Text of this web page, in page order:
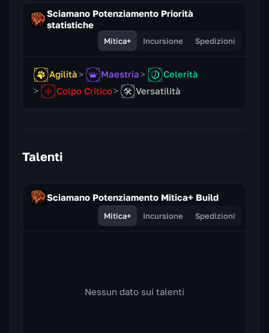
Sciamano Potenziamento Priorità
statistiche
Mitica+ Incursione Spedizioni
Agilità Maestria
Celerità
Colpo Critico
Versatilità
Talenti
Sciamano Potenziamento Mitica+ Build
Mitica+ Incursione Spedizioni
Nessun dato sui talenti